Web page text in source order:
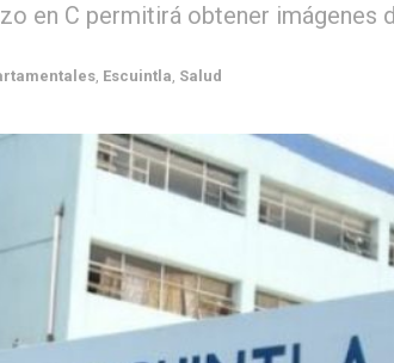
en C permitirá obtener imágenes
, Escuintla, Salud